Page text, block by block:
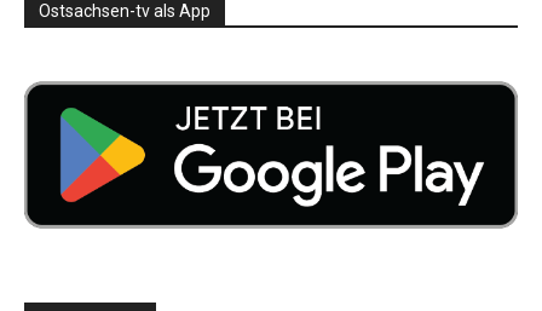
Ostsachsen-tv als App